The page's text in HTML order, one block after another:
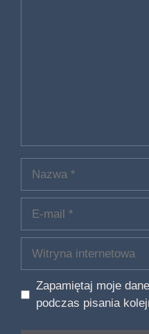
internetowa
Zapamiętaj moje
podczas pisania